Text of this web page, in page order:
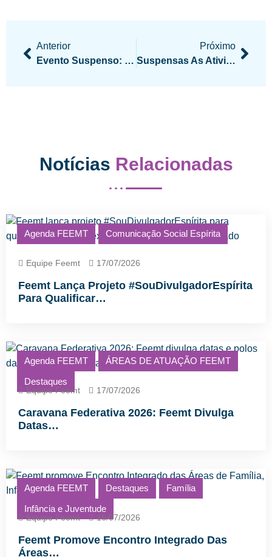
Anterior
Evento Suspenso: Encontro Estadual De Áreas – Família E Infância E Juventude
Próximo
Suspensas As Atividades Administrativas Na Sede Da Feemt
Notícias Relacionadas
Agenda FEEMT Comunicação Social Espírita
Equipe Feemt 17/07/2026
Feemt Lança Projeto #SouDivulgadorEspírita
Para Qualificar…
Agenda FEEMT
ÁREAS DE ATUAÇÃO FEEMT
Destaques
Equipe Feemt 17/07/2026
Caravana Federativa 2026: Feemt Divulga
Datas…
Agenda FEEMT Destaques
Família
Infância e Juventude
Equipe Feemt 16/07/2026
Feemt Promove Encontro Integrado Das
Áreas…